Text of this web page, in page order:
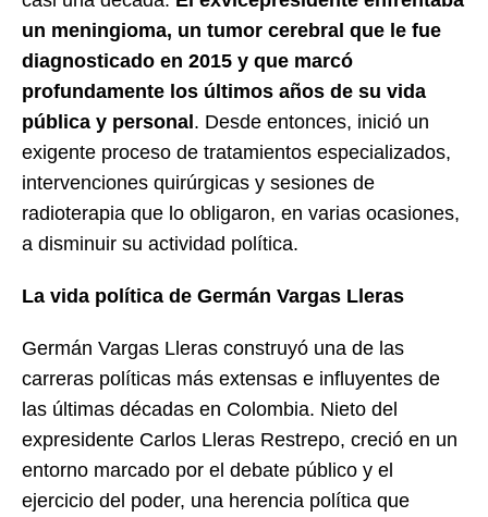
un meningioma, un tumor cerebral que le fue
diagnosticado en 2015 y que marcó
profundamente los últimos años de su vida
pública y personal. Desde entonces, inició un
exigente proceso de tratamientos especializados,
intervenciones quirúrgicas y sesiones de
radioterapia que lo obligaron, en varias ocasiones,
a disminuir su actividad política.
La vida política de Germán Vargas Lleras
Germán Vargas Lleras construyó una de las
carreras políticas más extensas e influyentes de
las últimas décadas en Colombia. Nieto del
expresidente Carlos Lleras Restrepo, creció en un
entorno marcado por el debate público y el
ejercicio del poder, una herencia política que